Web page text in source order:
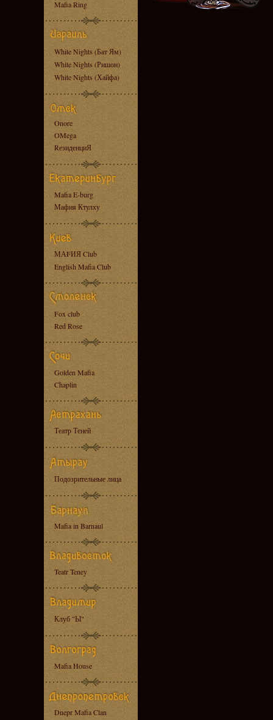
Mafia Ring
White Nights (Бат Ям)
White Nights (Ришон)
White Nights (Хайфа)
Onore
OMega
RезиденциЯ
Mafia E-burg
Мафия Ктулху
МАFИЯ Club
English Mafia Club
Fox club
Red Rose
Golden Mafia
Chaplin
Театр Теней
Подозрительные лица
Mafia in Barnaul
Teatr Teney
Клуб "Ы"
Mafia House
Dnepr Mafia Clan